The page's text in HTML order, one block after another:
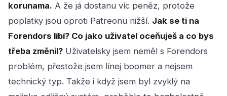
korunama. A že já dostanu víc peněz, protože
poplatky jsou oproti Patreonu nižší. Jak se ti na
Forendors líbí? Co jako uživatel oceňuješ a co bys
třeba změnil? Uživatelsky jsem neměl s Forendors
problém, přestože jsem línej boomer a nejsem
technický typ. Takže i když jsem byl zvyklý na